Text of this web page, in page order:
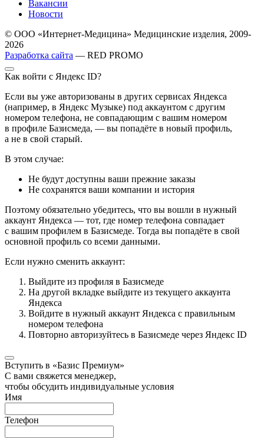
Вакансии
Новости
© ООО «Интернет-Медицина» Медицинские изделия, 2009-
2026
Разработка сайта — RED PROMO
Как войти с Яндекс ID?
Если вы уже авторизованы в других сервисах Яндекса
(например, в Яндекс Музыке) под аккаунтом с другим
номером телефона, не совпадающим с вашим номером
в профиле Базисмеда, — вы попадёте в новый профиль,
а не в свой старый.
В этом случае:
Не будут доступны ваши прежние заказы
Не сохранятся ваши компании и история
Поэтому обязательно убедитесь, что вы вошли в нужный
аккаунт Яндекса — тот, где номер телефона совпадает
с вашим профилем в Базисмеде. Тогда вы попадёте в свой
основной профиль со всеми данными.
Если нужно сменить аккаунт:
Выйдите из профиля в Базисмеде
На другой вкладке выйдите из текущего аккаунта
Яндекса
Войдите в нужный аккаунт Яндекса с правильным
номером телефона
Повторно авторизуйтесь в Базисмеде через Яндекс ID
Вступить в «Базис Премиум»
С вами свяжется менеджер,
чтобы обсудить индивидуальные условия
Имя
Телефон